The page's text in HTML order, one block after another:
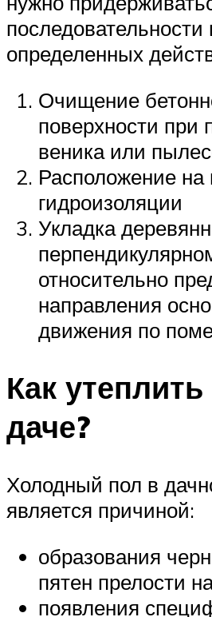
определенных
Очищение
поверхности при
веника или
Расположение на
гидроизоляции
Укладка
относительно
направления
движения по
Как
даче?
Холодный пол в
является причиной:
образования
пятен прелости
появления